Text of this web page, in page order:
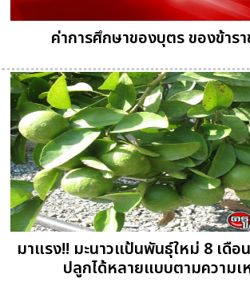
ค่าการศึกษาของบุตร ของข้าร
มาแรง!! มะนาวแป้นพันธุ์ใหม่ 8 เดือ
ปลูกได้หลายแบบตามความเ